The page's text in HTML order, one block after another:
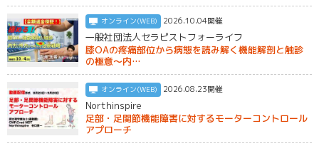
オンライン(WEB) 2026.10.04開催
一般社団法人セラピストフォーライフ
膝OAの疼痛部位から病態を読み解く機能解剖と触診
の極意〜内…
オンライン(WEB) 2026.08.23開催
Northinspire
足部・足関節機能障害に対するモーターコントロール
アプローチ